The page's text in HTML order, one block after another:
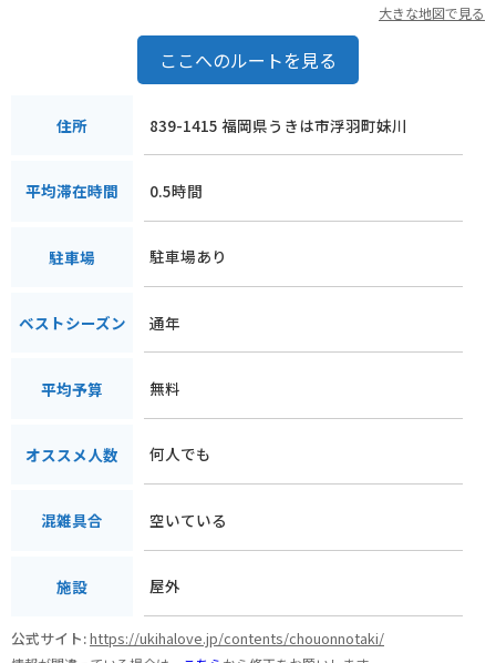
大きな地図で見る
ここへのルートを見る
住所 839-1415 福岡県うきは市浮羽町妹川
平均滞在時間 0.5時間
駐車場 駐車場あり
ベストシーズン 通年
平均予算 無料
オススメ人数 何人でも
混雑具合 空いている
施設 屋外
公式サイト:https://ukihalove.jp/contents/chouonnotaki/